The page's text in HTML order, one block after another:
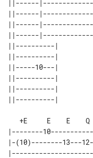
||------
||------
||------
||------
||----------|
||----------|
||-----10---|
||----------|
||----------|
|--------
|-(10)--------13---